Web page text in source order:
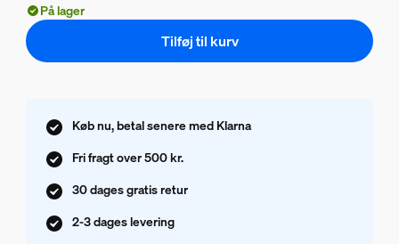
På lager
Tilføj til kurv
Køb nu, betal senere med Klarna
Fri fragt over 500 kr.
30 dages gratis retur
2-3 dages levering